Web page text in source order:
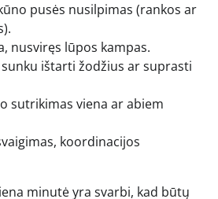
pusės nusilpimas (rankos ar
nusviręs lūpos kampas.
ištarti žodžius ar suprasti
sutrikimas viena ar abiem
koordinacijos
minutė yra svarbi, kad būtų